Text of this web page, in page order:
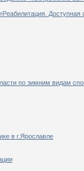
Доступная
по зимним видам
в г.Ярославле